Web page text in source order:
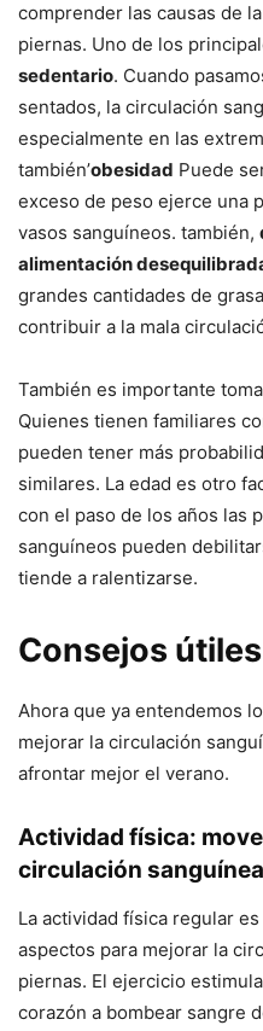
comprender las causas de
piernas. Uno de los
sedentario. Cuando
sentados, la circulación
especialmente en las
también’obesidad Puede
exceso de peso ejerce una
vasos sanguíneos. también,
alimentación
grandes cantidades de
contribuir a la mala
También es importante
Quienes tienen familiares
pueden tener más
similares. La edad es otro
con el paso de los años las
sanguíneos pueden
tiende a ralentizarse.
Consejos útiles
Ahora que ya entendemos
mejorar la circulación
afrontar mejor el verano.
Actividad física:
circulación sanguínea
La actividad física regular
aspectos para mejorar la
piernas. El ejercicio
corazón a bombear sangre